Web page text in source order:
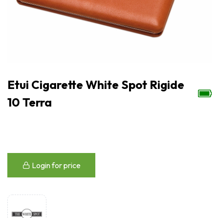
Etui Cigarette White Spot Rigide
10 Terra
Login for price